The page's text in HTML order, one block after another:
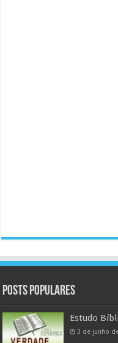
Posts populares
Estudo
3 de junho